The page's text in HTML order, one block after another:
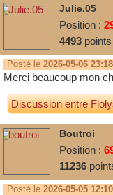
Julie.05
Position :
4493 points
Posté le 2026-05-06
Merci beaucoup mon
Discussion entre
Boutroi
Position :
11236
Posté le 2026-05-05